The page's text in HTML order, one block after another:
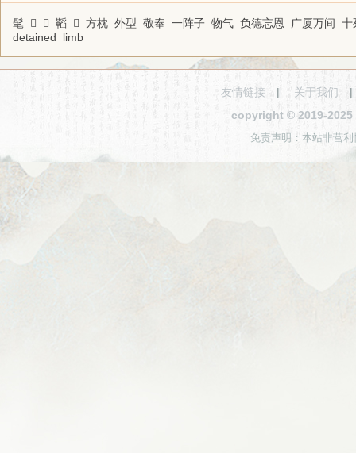
髦 𢢃 𡔋 鞱 𢔏 方枕 外型 敬奉 一阵子 物气 负德忘恩 广厦万间 十
detained
limb
友情链接 | 关于我们
copyright © 2019-2025
免责声明：本站非营